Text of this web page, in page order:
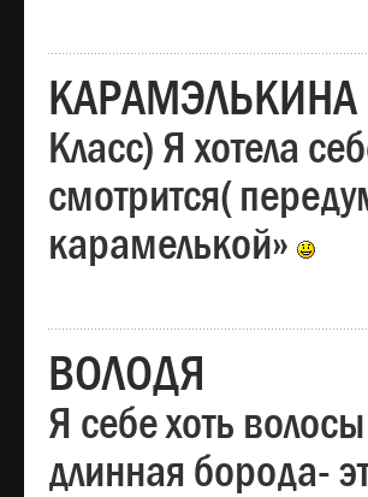
КАРАМЭЛЬКИНА
Класс) Я хотела
смотрится(
карамелькой»
ВОЛОДЯ
Я себе хоть
длинная борода-